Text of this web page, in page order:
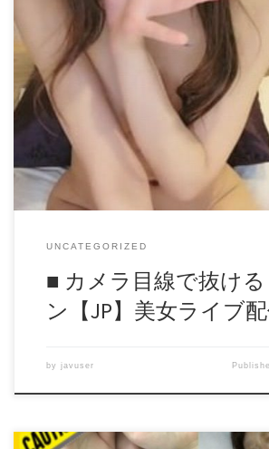
■ カメラ目線で抜ける！アジアン【JP】美
のスタッフか何かでしょうか、 カメラは
んが 日本人の美女がオナを見せてくれま
目線がたまりません！ 動画形式 MP4 再
思わず欲情 daofile382578.mp4 – 718.5 MB
UNCATEGORIZED
■ カメラ目線で抜け
ン【JP】美女ライブ
by javuser